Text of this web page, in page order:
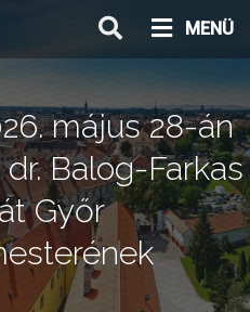
MENÜ
május 28-án
Balog-Farkas
Győr